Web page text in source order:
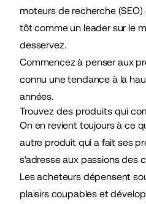
moteurs de recherche
tôt comme un leader sur le
desservez.
Commencez à penser aux
connu une tendance à la
années.
Trouvez des produits qui
On en revient toujours à ce
autre produit qui a fait ses
s'adresse aux passions des
Les acheteurs dépensent
plaisirs coupables et